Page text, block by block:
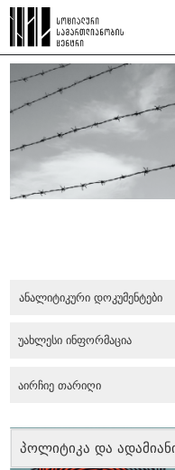
ანალიტიკური დოკუმენტები
პოლიტიკა და
უახლესი ინფორმაცია